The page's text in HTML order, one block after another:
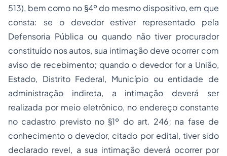
513), bem como no §4º do mesmo dispositivo, em que
consta: se o devedor estiver representado pela
Defensoria Pública ou quando não tiver procurador
constituído nos autos, sua intimação deve ocorrer com
aviso de recebimento; quando o devedor for a União,
Estado, Distrito Federal, Município ou entidade de
administração indireta, a intimação deverá ser
realizada por meio eletrônico, no endereço constante
no cadastro previsto no §1º do art. 246; na fase de
conhecimento o devedor, citado por edital, tiver sido
declarado revel, a sua intimação deverá ocorrer por